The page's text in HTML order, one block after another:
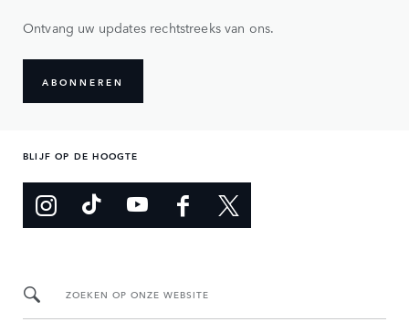
Ontvang uw updates rechtstreeks van ons.
ABONNEREN
BLIJF OP DE HOOGTE
ZOEKEN OP ONZE WEBSITE